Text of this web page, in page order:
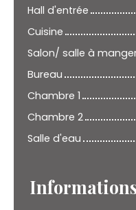
Hall d'entrée
Cuisine
Salon/ salle à
Bureau
Chambre 1
Chambre 2
Salle d'eau